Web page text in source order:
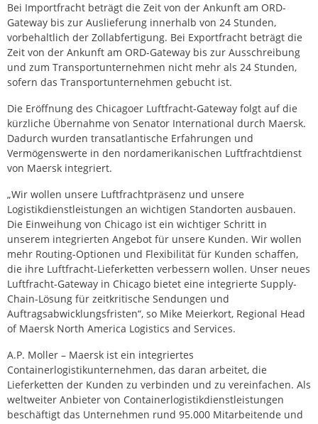
Bei Importfracht beträgt die Zeit von der Ankunft am ORD-
Gateway bis zur Auslieferung innerhalb von 24 Stunden,
vorbehaltlich der Zollabfertigung. Bei Exportfracht beträgt die
Zeit von der Ankunft am ORD-Gateway bis zur Ausschreibung
und zum Transportunternehmen nicht mehr als 24 Stunden,
sofern das Transportunternehmen gebucht ist.
Die Eröffnung des Chicagoer Luftfracht-Gateway folgt auf die
kürzliche Übernahme von Senator International durch Maersk.
Dadurch wurden transatlantische Erfahrungen und
Vermögenswerte in den nordamerikanischen Luftfrachtdienst
von Maersk integriert.
„Wir wollen unsere Luftfrachtpräsenz und unsere
Logistikdienstleistungen an wichtigen Standorten ausbauen.
Die Einweihung von Chicago ist ein wichtiger Schritt in
unserem integrierten Angebot für unsere Kunden. Wir wollen
mehr Routing-Optionen und Flexibilität für Kunden schaffen,
die ihre Luftfracht-Lieferketten verbessern wollen. Unser neues
Luftfracht-Gateway in Chicago bietet eine integrierte Supply-
Chain-Lösung für zeitkritische Sendungen und
Auftragsabwicklungsfristen“, so Mike Meierkort, Regional Head
of Maersk North America Logistics and Services.
A.P. Moller – Maersk ist ein integriertes
Containerlogistikunternehmen, das daran arbeitet, die
Lieferketten der Kunden zu verbinden und zu vereinfachen. Als
weltweiter Anbieter von Containerlogistikdienstleistungen
beschäftigt das Unternehmen rund 95.000 Mitarbeitende und